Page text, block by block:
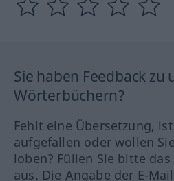
Sie haben Feedback zu
Wörterbüchern?
Fehlt eine Übersetzung,
aufgefallen oder wollen
loben? Füllen Sie bitte
aus. Die Angabe der E-